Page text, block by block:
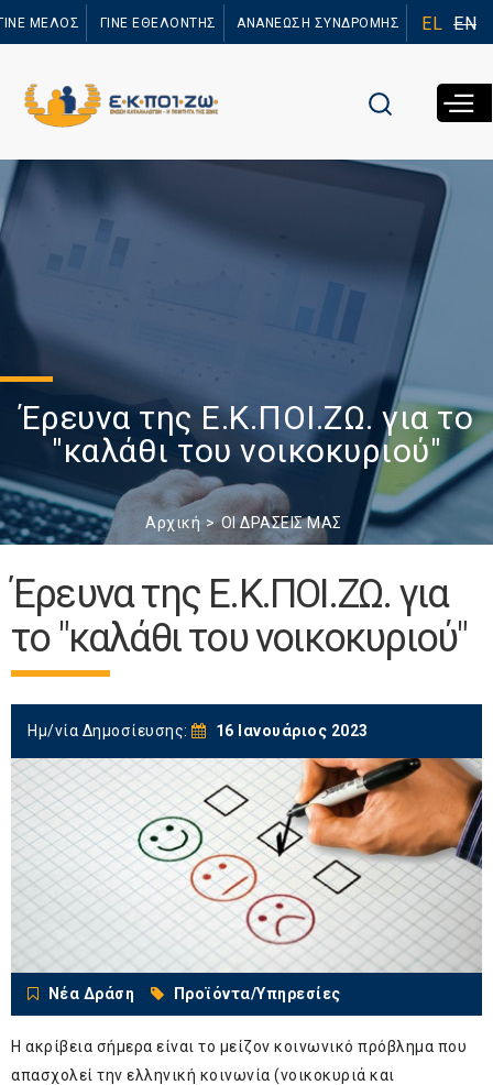
προς το
ΜΕΛΟΣ ΓΙΝΕ ΕΘΕΛΟΝΤΗΣ ΑΝΑΝΕΩΣΗ ΣΥΝΔΡΟΜΗΣ EL EN
Έρευνα της Ε.Κ.ΠΟΙ.ΖΩ. για το
"καλάθι του νοικοκυριού"
Αρχική ΟΙ ΔΡΑΣΕΙΣ ΜΑΣ
Έρευνα της Ε.Κ.ΠΟΙ.ΖΩ. για
το "καλάθι του νοικοκυριού"
Ημ/νία Δημοσίευσης: 16 Ιανουάριος 2023
Νέα Δράση Προϊόντα/Υπηρεσίες
Η ακρίβεια σήμερα είναι το μείζον κοινωνικό πρόβλημα που
απασχολεί την ελληνική κοινωνία (νοικοκυριά και